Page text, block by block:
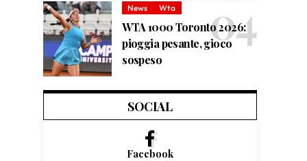
News Wta
WTA 1000 Toronto 2026:
pioggia pesante, gioco
sospeso
SOCIAL
Facebook